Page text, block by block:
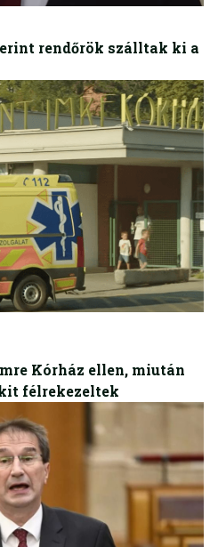
rendőrök szálltak ki a
Kórház ellen, miután
félrekezeltek